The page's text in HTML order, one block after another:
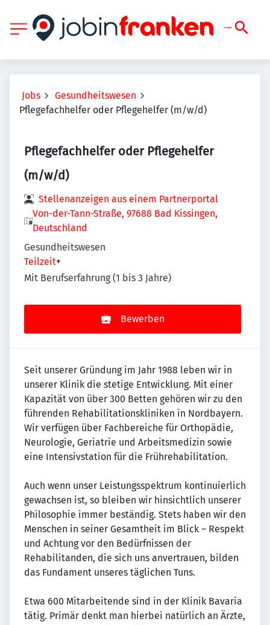
Jobs
Gesundheitswesen
Pflegefachhelfer oder Pflegehelfer (m/w/d)
Pflegefachhelfer oder Pflegehelfer
(m/w/d)
Stellenanzeigen aus einem Partnerportal
Von-der-Tann-Straße, 97688 Bad Kissingen,
Deutschland
Gesundheitswesen
Teilzeit+
Mit Berufserfahrung (1 bis 3 Jahre)
Bewerben
Seit unserer Gründung im Jahr 1988 leben wir in
unserer Klinik die stetige Entwicklung. Mit einer
Kapazität von über 300 Betten gehören wir zu den
führenden Rehabilitationskliniken in Nordbayern.
Wir verfügen über Fachbereiche für Orthopädie,
Neurologie, Geriatrie und Arbeitsmedizin sowie
eine Intensivstation für die Frührehabilitation.
Auch wenn unser Leistungsspektrum kontinuierlich
gewachsen ist, so bleiben wir hinsichtlich unserer
Philosophie immer beständig. Stets haben wir den
Menschen in seiner Gesamtheit im Blick – Respekt
und Achtung vor den Bedürfnissen der
Rehabilitanden, die sich uns anvertrauen, bilden
das Fundament unseres täglichen Tuns.
Etwa 600 Mitarbeitende sind in der Klinik Bavaria
tätig. Primär denkt man hierbei natürlich an Ärzte,